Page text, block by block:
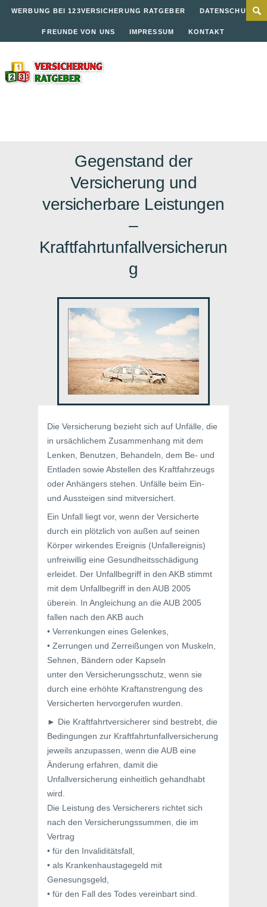
WERBUNG BEI 123VERSICHERUNG RATGEBER DATENSCHUTZ
FREUNDE VON UNS IMPRESSUM KONTAKT
Gegenstand der
Versicherung und
versicherbare Leistungen
–
Kraftfahrtunfallversicherun
g
Die Versicherung bezieht sich auf Unfälle, die
in ursächlichem Zusammenhang mit dem
Lenken, Benutzen, Behandeln, dem Be- und
Entladen sowie Abstellen des Kraftfahrzeugs
oder Anhängers stehen. Unfälle beim Ein-
und Aussteigen sind mitversichert.
Ein Unfall liegt vor, wenn der Versicherte
durch ein plötzlich von außen auf seinen
Körper wirkendes Ereignis (Unfallereignis)
unfreiwillig eine Gesundheitsschädigung
erleidet. Der Unfallbegriff in den AKB stimmt
mit dem Unfallbegriff in den AUB 2005
überein. In Angleichung an die AUB 2005
fallen nach den AKB auch
• Verrenkungen eines Gelenkes,
• Zerrungen und Zerreißungen von Muskeln,
Sehnen, Bändern oder Kapseln
unter den Versicherungsschutz, wenn sie
durch eine erhöhte Kraftanstrengung des
Versicherten hervorgerufen wurden.
► Die Kraftfahrtversicherer sind bestrebt, die
Bedingungen zur Kraftfahrtunfallversicherung
jeweils anzupassen, wenn die AUB eine
Änderung erfahren, damit die
Unfallversicherung einheitlich gehandhabt
wird.
Die Leistung des Versicherers richtet sich
nach den Versicherungssummen, die im
Vertrag
• für den Invaliditätsfall,
• als Krankenhaustagegeld mit
Genesungsgeld,
• für den Fall des Todes vereinbart sind.